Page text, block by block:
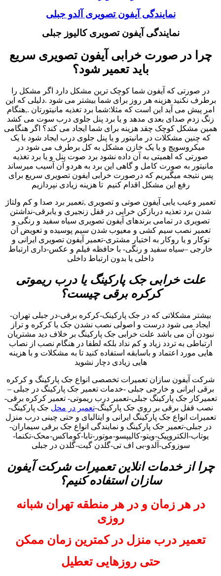
نمایندگی آیفون تصویری آلدو جبلی
نمایندگی آیفون تصویری کالیوز جبلی
چرا در صورت خرابی آیفون تصویری سریع
باید تعمیر شود؟
در صورتی که آیفون شما کوچک ترین مشکل دارد اگر مشکل را
برطرف نکنید هزینه هر روز برای شما بیشتر می شود .دلیلی که این
امر پیش می آید این است که مثلا:شما برد تغذیه مانیتورتان .,هنگام
زنگ زدم صدای بعدی مدهد و یا برد پنل جلوی درب سوت می کشد
همین مشکل کوچک چقد هزینه برای شما ایجاد می کند؟ اگر هنگامی
که چنین مشکلات در مانیتور و یا پنل جلوی درب ایجاد شود با یک
میکروسویچ و یا یک خازن مشکل به کل برطرف می شود در
صورتی که اهمیتی به آن داده نشود برد صوت پنل و یا برد تغذیه
مانیتور به صورت کامل و گاهی این برد به هردو آن آسیب میرساند
پس نتیجه میگیریم که درصورت خرابی ایفون تصویری سریع برای
رفع این مشکل اقدام کنیم تا هزینه زیادی نپردازیم
تعمیر وعیب یابی آیفون صوتی و تصویری ,تعمیر برد صدا و کم ولتاژ
شدن برد تعذیه دربازکن خرابی در قفل زنجیری و یابرقی-نداشتن
تصویری در تمامی برندهای آیفون تصویری سیاه سفید و رنگی و
تعمیر نصب سیم کشی و معیوب شدن سیم پوسیده و تعویض آن
توکار و یا روکار به اختیار مشتری-تعمیر آیفون تصویری ایرانی و
خارجی –سیاه سفید و رنگی- با حافظه فیلم و عکس-داری ارتباط
داخلی یا بدون ارتباط داخلی
علت خرابی جک پارکینگ یا درب ریموتی
کرکره برقی چیست؟
بیشتر مشکلاتی که در جک پارکینک-کرکره برقی-در جبلی تهران-
ایجاد می شود درست و اصولی نصب نشدن جک یا کرکره و تراز
نبودن آن می باشد علت خرابی جک پارکینگ بر خلاف دید مشتریان
ارتباطی به تردد زیاد و کم نداد بلکه لطفا در هنگام نصب از نصاب
هایی مورد اعتماد و باسابقه استفاده کنید تا به مشکلات و با هزینه
هایی زیادی دچار نشوید
شرکت آیفون سازان تعمیرات تخصصی انواع جک پارکینگ و کرکره
برقی ایرانی و خارجی جبلی -خدمات تعمیر جک پارکینگ در جبلی –
تعمیرکار جک پارکینگ جبلی-تعمیر درب ریموتی- تعمیر کرکره برقی-
نصب قفل برقی بر روی جک پارکینگ-تعمیر در محل جک پارکینگ-
تعمیرات انواع جک پارکینگ ایرانی و ایتالیای و حتی چینی درب منزل
در جبلی-تعمیر جک پارکینگ و نمایندگی انواع جک برقی سیماران-
یوتاب-الکتروپیک-ویتو-کالیپسو-موتور-تابا-کوماکس-محک-تکنما-
سوزوکی-آلدو-بی اف تی-گلدن گیت-گلدن در جبلی
چرا از خدمات انلاین تعمیرات شرکت آیفون
سازان استفاده کنیم؟
در هر زمان و در هر منطقه تهران شبانه
روزی
تعمیر درب منزل در کمترین زمان ممکن
حتی روزهایی تعطیل